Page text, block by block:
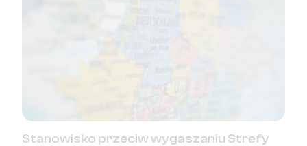
Stanowisko przeciw wygaszaniu Strefy